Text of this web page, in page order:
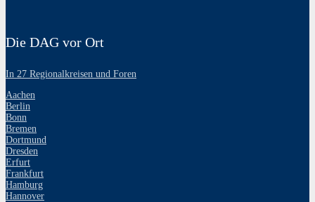
Die DAG vor Ort
In 27 Regionalkreisen und Foren
Aachen
Berlin
Bonn
Bremen
Dortmund
Dresden
Erfurt
Frankfurt
Hamburg
Hannover